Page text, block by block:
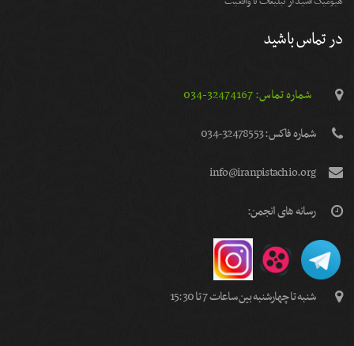
در تماس باشید
شماره تماس: 32474167-034
شماره فاكس: 32478553-034
info@iranpistachio.org
رسانه های انجمن:
شنبه تا چهارشنبه بین ساعات 7 تا 15:30